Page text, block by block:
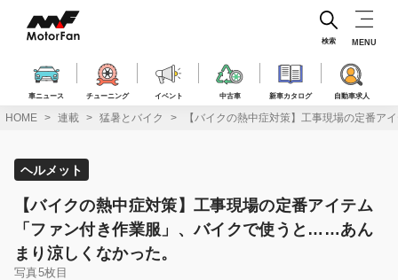
ス
車ニュース チューニング イベント 中古車 新車カタログ 自動車求人
検索 MENU
HOME 連載 猛暑とバイク 【バイクの熱中症対策】工事現場の定番
ヘルメット
【バイクの熱中症対策】工事現場の定番アイテム
「ファン付き作業服」、バイクで使うと……あん
まり涼しくなかった。
写真5枚目